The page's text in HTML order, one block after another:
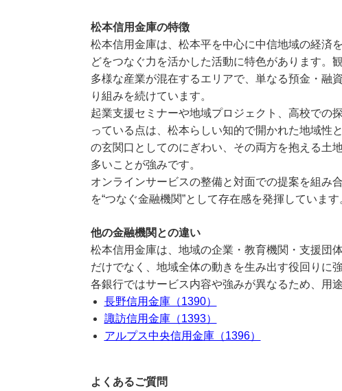
松本信用金庫の特徴
松本信用金庫は、松本平を中心に中信地域の経済
どをつなぐ力を活かした活動に特色があります。
多様な産業が混在するエリアで、単なる預金・融
り組みを続けています。
起業支援セミナーや地域プロジェクト、高校での
っている点は、松本らしい知的で開かれた地域性
の玄関口としてのにぎわい、その両方を抱える土
多いことが強みです。
オンラインサービスの整備と対面での提案を組み
を“つなぐ金融機関”として存在感を発揮しています
他の金融機関との違い
松本信用金庫は、地域の企業・教育機関・支援団
だけでなく、地域全体の動きを生み出す役回りに
各銀行ではサービス内容や強みが異なるため、用
長野信用金庫（1390）
諏訪信用金庫（1393）
アルプス中央信用金庫（1396）
よくあるご質問